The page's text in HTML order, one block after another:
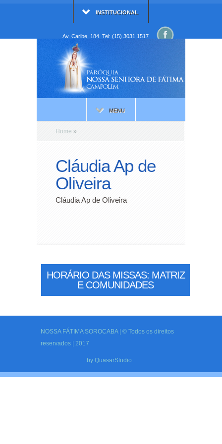
INSTITUCIONAL
Av. Caribe, 184. Tel: (15) 3031.1517
MENU
Home »
Cláudia Ap de
Oliveira
Cláudia Ap de Oliveira
HORÁRIO DAS MISSAS: MATRIZ
E COMUNIDADES
NOSSA FÁTIMA SOROCABA | © Todos os direitos
reservados | 2017
by QuasarStudio